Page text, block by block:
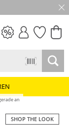
SHOP THE LOOK
an